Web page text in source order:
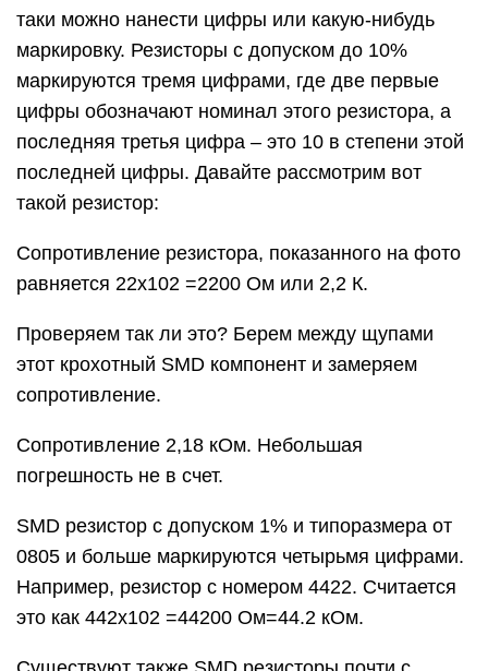
таки можно нанести цифры или какую-нибудь
маркировку. Резисторы с допуском до 10%
маркируются тремя цифрами, где две первые
цифры обозначают номинал этого резистора, а
последняя третья цифра – это 10 в степени этой
последней цифры. Давайте рассмотрим вот
такой резистор:
Сопротивление резистора, показанного на фото
равняется 22х102 =2200 Ом или 2,2 К.
Проверяем так ли это? Берем между щупами
этот крохотный SMD компонент и замеряем
сопротивление.
Сопротивление 2,18 кОм. Небольшая
погрешность не в счет.
SMD резистор с допуском 1% и типоразмера от
0805 и больше маркируются четырьмя цифрами.
Например, резистор с номером 4422. Считается
это как 442х102 =44200 Ом=44.2 кОм.